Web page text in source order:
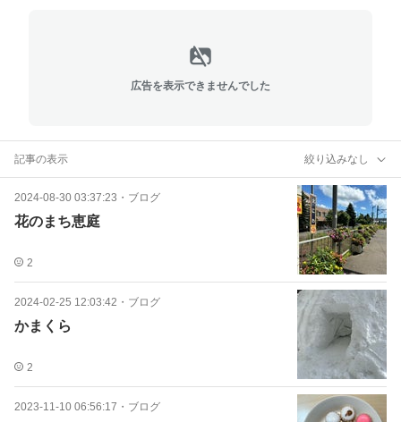
広告を表示できませんでした
記事の表示 絞り込みなし
2024-08-30 03:37:23 ・ ブログ
花のまち恵庭
2
2024-02-25 12:03:42 ・ ブログ
かまくら
2
2023-11-10 06:56:17 ・ ブログ